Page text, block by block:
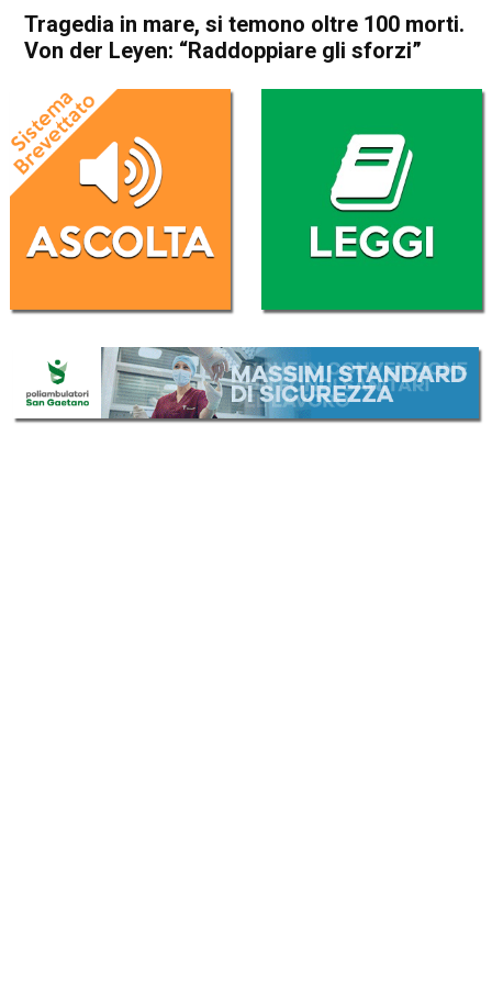
Tragedia in mare, si temono oltre 100 morti.
Von der Leyen: “Raddoppiare gli sforzi”
Cronaca Italia
Cronaca Italia
Tragedia in mare, si temono
oltre 100 morti. Von der
Leyen: “Raddoppiare gli
sforzi”
Da Redazione Nazionale
26 Febbraio 2023 (aggiornato il27 Febbraio 2023 12:41)